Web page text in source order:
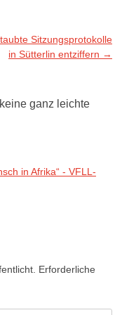
Sitzungsprotokolle
in Sütterlin entziffern →
ganz leichte
in Afrika“ - VFLL-
Erforderliche